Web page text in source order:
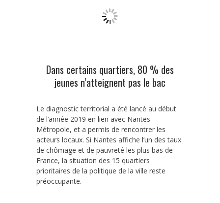
Dans certains quartiers, 80 % des
jeunes n’atteignent pas le bac
Le diagnostic territorial a été lancé au début
de l’année 2019 en lien avec Nantes
Métropole, et a permis de rencontrer les
acteurs locaux. Si Nantes affiche l’un des taux
de chômage et de pauvreté les plus bas de
France, la situation des 15 quartiers
prioritaires de la politique de la ville reste
préoccupante.